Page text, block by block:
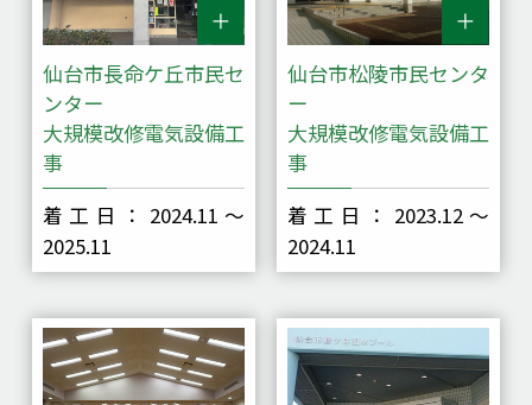
仙台市長命ケ丘市民セ
ンター
大規模改修電気設備工
事
着工日：2024.11～
2025.11
仙台市松陵市民センタ
ー
大規模改修電気設備工
事
着工日：2023.12～
2024.11